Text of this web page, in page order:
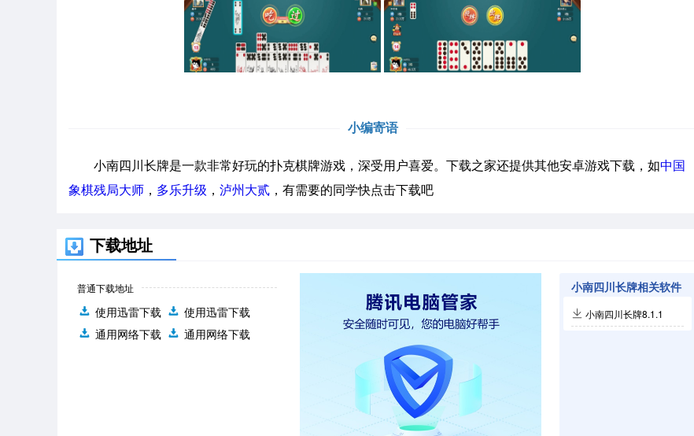
小编寄语
小南四川长牌是一款非常好玩的扑克棋牌游戏，深受用户喜爱。下载之家还提供其他安卓游戏下载，如中国
象棋残局大师 ， 多乐升级 ， 泸州大贰 ，有需要的同学快点击下载吧
下载地址
普通下载地址
使用迅雷下载
使用迅雷下载
通用网络下载
通用网络下载
小南四川长牌相关软件
小南四川长牌8.1.1